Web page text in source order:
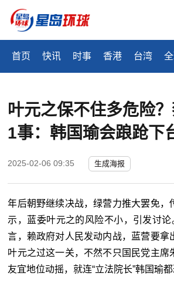
首页 快讯 时事 香港 台湾
叶元之保不住多危险
1事：韩国瑜会踉跄下
2025-02-06 09:35 生成海报
年后朝野继续决战，绿营力推大罢免，
示，蓝委叶元之的风险不小，引发讨论
言，赖政府对人民发动内战，蓝营要拿
叶元之过这一关，不然不只国民党主席
友宜地位动摇，就连“立法院长”韩国瑜都